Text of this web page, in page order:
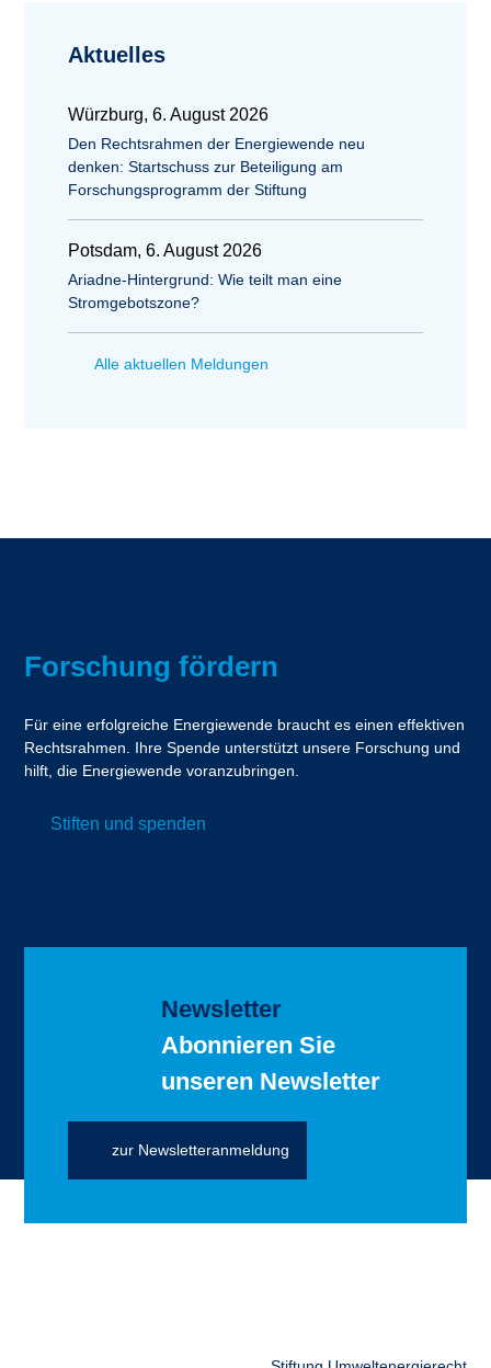
Aktuelles
Würzburg, 6. August 2026
Den Rechtsrahmen der Energiewende neu
denken: Startschuss zur Beteiligung am
Forschungsprogramm der Stiftung
Potsdam, 6. August 2026
Ariadne-Hintergrund: Wie teilt man eine
Stromgebotszone?
Alle aktuellen Meldungen
Forschung fördern
Für eine erfolgreiche Energiewende braucht es einen effektiven
Rechtsrahmen. Ihre Spende unterstützt unsere Forschung und
hilft, die Energiewende voranzubringen.
Stiften und spenden
Newsletter
Abonnieren Sie
unseren Newsletter
zur Newsletteranmeldung